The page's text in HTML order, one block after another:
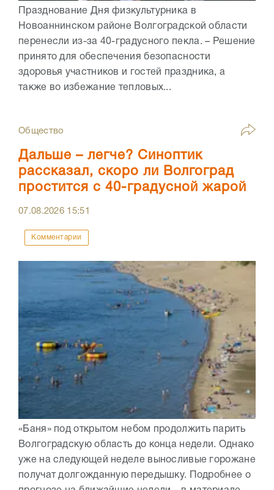
Празднование Дня физкультурника в
Новоаннинском районе Волгоградской области
перенесли из-за 40-градусного пекла. – Решение
принято для обеспечения безопасности
здоровья участников и гостей праздника, а
также во избежание тепловых...
Общество
Дальше – легче? Синоптик
рассказал, скоро ли Волгоград
простится с 40-градусной жарой
07.08.2026 15:51
Комментарии
«Баня» под открытом небом продолжить парить
Волгоградскую область до конца недели. Однако
уже на следующей неделе выносливые горожане
получат долгожданную передышку. Подробнее о